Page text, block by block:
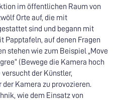
im öffentlichen Raum von
Orte auf, die mit
sind und begann mit
Papptafeln, auf denen Fragen
stehen wie zum Beispiel „Move
(Bewege die Kamera hoch
der Künstler,
Kamera zu provozieren.
wie dem Einsatz von